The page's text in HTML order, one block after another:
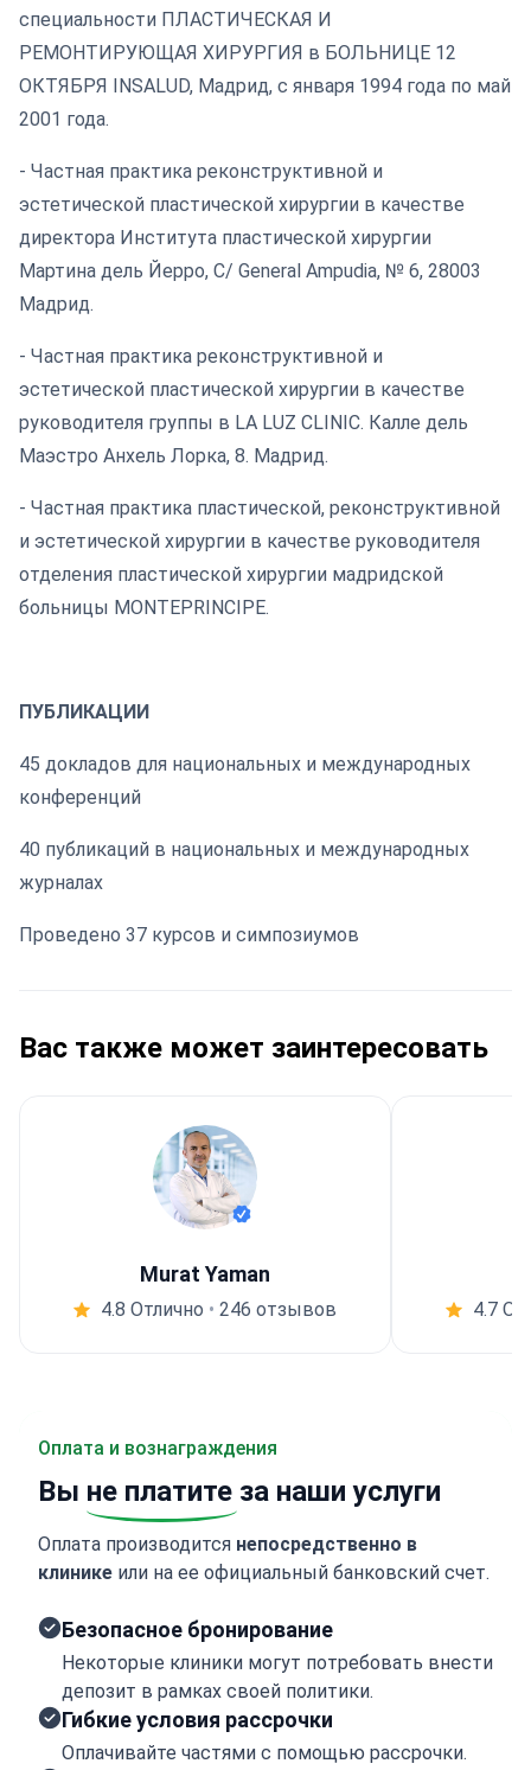
специальности ПЛАСТИЧЕСКАЯ И
РЕМОНТИРУЮЩАЯ ХИРУРГИЯ в БОЛЬНИЦЕ 12
ОКТЯБРЯ INSALUD, Мадрид, с января 1994 года по май
2001 года.
- Частная практика реконструктивной и
эстетической пластической хирургии в качестве
директора Института пластической хирургии
Мартина дель Йерро, C/ General Ampudia, № 6, 28003
Мадрид.
- Частная практика реконструктивной и
эстетической пластической хирургии в качестве
руководителя группы в LA LUZ CLINIC. Калле дель
Маэстро Анхель Лорка, 8. Мадрид.
- Частная практика пластической, реконструктивной
и эстетической хирургии в качестве руководителя
отделения пластической хирургии мадридской
больницы MONTEPRINCIPE.
ПУБЛИКАЦИИ
45 докладов для национальных и международных
конференций
40 публикаций в национальных и международных
журналах
Проведено 37 курсов и симпозиумов
Вас также может заинтересовать
Murat Yaman
4.8 Отлично • 246 отзывов 4.7
Оплата и вознаграждения
Вы не платите за наши услуги
Оплата производится непосредственно в
клинике или на ее официальный банковский счет.
Безопасное бронирование
Некоторые клиники могут потребовать внести
депозит в рамках своей политики.
Гибкие условия рассрочки
Оплачивайте частями с помощью рассрочки.